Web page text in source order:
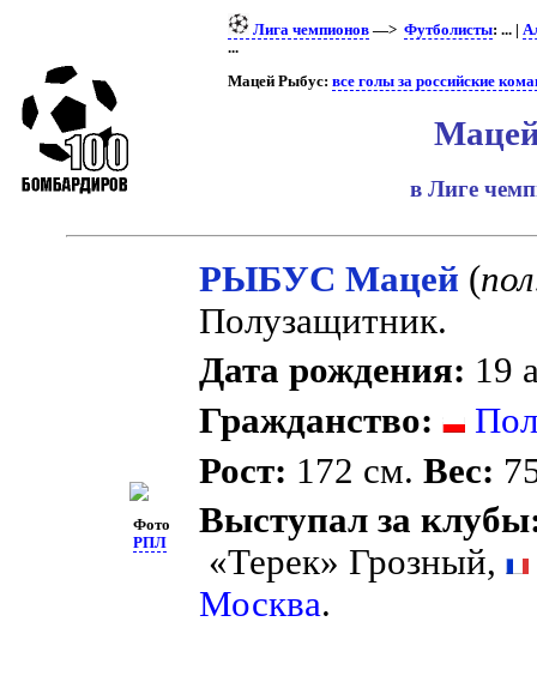
Лига чемпионов —>Футболисты: ... |
...
Мацей Рыбус:все голы за российские
в Лиге
Фото
РПЛ
РЫБУС Мацей (
Полузащитник.
Дата рождения: 19
Гражданство:
Рост: 172 см.Вес:
Выступал за
«Терек» Грозный,
Москва.